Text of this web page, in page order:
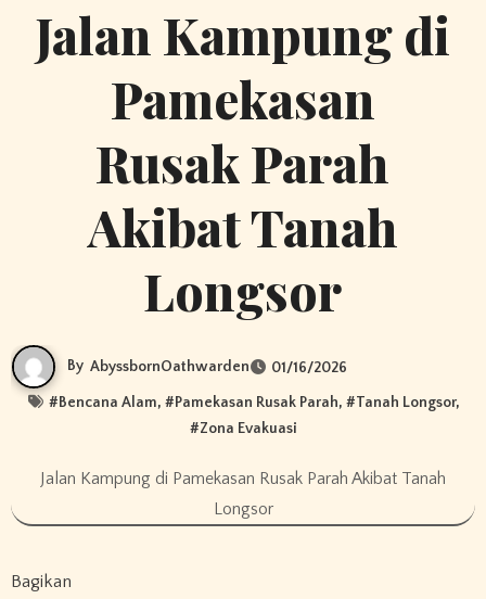
Jalan Kampung di
Pamekasan
Rusak Parah
Akibat Tanah
Longsor
By AbyssbornOathwarden 01/16/2026
#Bencana Alam, #Pamekasan Rusak Parah, #Tanah Longsor,
#Zona Evakuasi
Jalan Kampung di Pamekasan Rusak Parah Akibat Tanah
Longsor
Bagikan